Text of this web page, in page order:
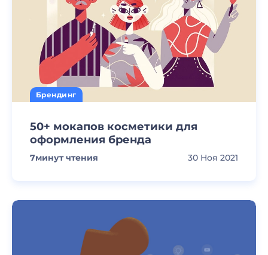
Брендинг
50+ мокапов косметики для
оформления бренда
7минут чтения 30 Ноя 2021